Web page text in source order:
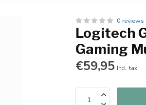
0 reviews
Logitech
Gaming
€59,95 Incl. tax